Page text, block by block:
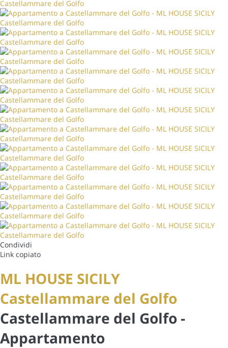
Condividi
Link copiato
ML HOUSE SICILY
Castellammare del Golfo
Castellammare del Golfo -
Appartamento